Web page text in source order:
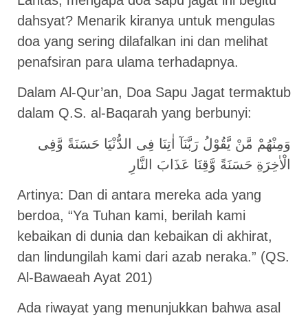
dahsyat? Menarik kiranya untuk mengulas
doa yang sering dilafalkan ini dan melihat
penafsiran para ulama terhadapnya.
Dalam Al-Qur’an, Doa Sapu Jagat termaktub
dalam Q.S. al-Baqarah yang berbunyi:
وَمِنْهُمْ مَّنْ يَّقُوْلُ رَبَّنَآ اٰتِنَا فِى الدُّنْيَا حَسَنَةً وَّفِى
الْاٰخِرَةِ حَسَنَةً وَّقِنَا عَذَابَ النَّارِ
Artinya: Dan di antara mereka ada yang
berdoa, “Ya Tuhan kami, berilah kami
kebaikan di dunia dan kebaikan di akhirat,
dan lindungilah kami dari azab neraka.” (QS.
Al-Bawaeah Ayat 201)
Ada riwayat yang menunjukkan bahwa asal